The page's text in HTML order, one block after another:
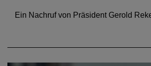
Ein Nachruf von Präsident Gerold